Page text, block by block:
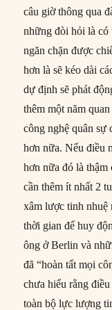
câu giờ thông qua
những đòi hỏi là có
ngăn chặn được
hơn là sẽ kéo dài
dự định sẽ phát
thêm một năm
công nghệ quân sự
hơn nữa. Nếu điều
hơn nữa đó là
cần thêm ít nhất 2
xâm lược tinh nhuệ
thời gian để huy
ông ở Berlin và
đã “hoàn tất mọi
chưa hiểu rằng
toàn bộ lực lượng